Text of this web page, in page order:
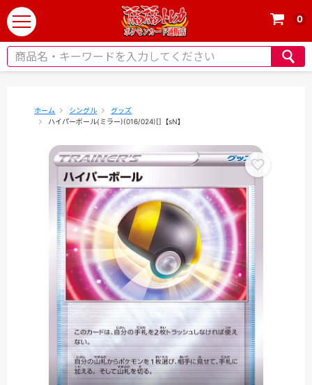
t
o
g
0
ホーム シングル
グッズ
ハイパーボール(ミラー)(016/024)[]【sN】